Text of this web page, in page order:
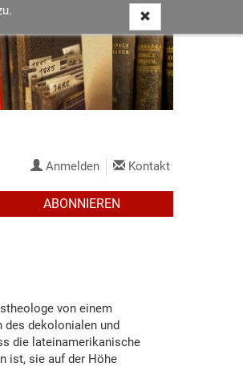
Anmelden Kontakt
ABONNIEREN
von einem
des dekolonialen und
die lateinamerikanische
ist, sie auf der Höhe